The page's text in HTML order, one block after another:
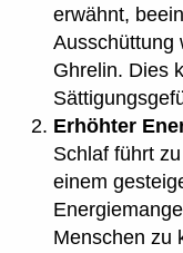
erwähnt,
Ausschüttung
Ghrelin. Dies
Erhöhter
Schlaf führt
einem
Menschen zu